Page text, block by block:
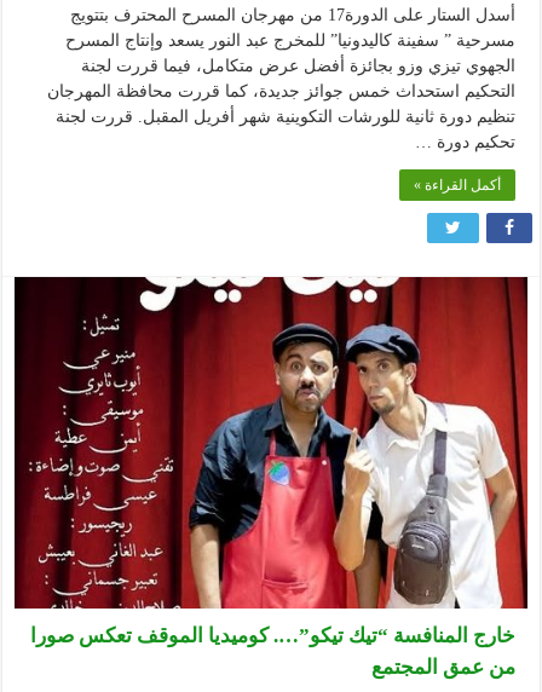
أسدل الستار على الدورة17 من مهرجان المسرح المحترف بتتويج
مسرحية ” سفينة كاليدونيا” للمخرج عبد النور يسعد وإنتاج المسرح
الجهوي تيزي وزو بجائزة أفضل عرض متكامل، فيما قررت لجنة
التحكيم استحداث خمس جوائز جديدة، كما قررت محافظة المهرجان
تنظيم دورة ثانية للورشات التكوينية شهر أفريل المقبل. قررت لجنة
تحكيم دورة …
أكمل القراءة »
خارج المنافسة “تيك تيكو”…. كوميديا الموقف تعكس صورا
من عمق المجتمع